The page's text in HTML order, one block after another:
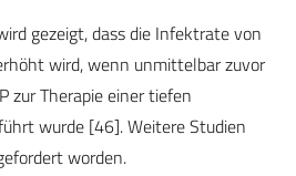
gezeigt, dass die Infektrate von
wird, wenn unmittelbar zuvor
zur Therapie einer tiefen
wurde [46]. Weitere Studien
worden.